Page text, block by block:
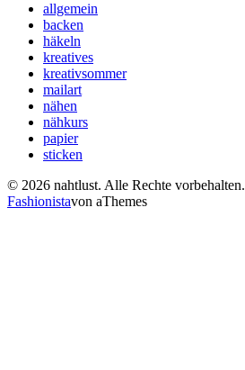
allgemein
backen
häkeln
kreatives
kreativsommer
mailart
nähen
nähkurs
papier
sticken
© 2026 nahtlust. Alle Rechte vorbehalten.
Fashionistavon aThemes